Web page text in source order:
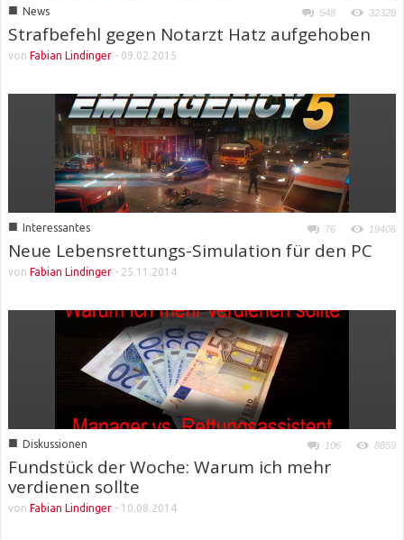
■ News 548 32328
Strafbefehl gegen Notarzt Hatz aufgehoben
von Fabian Lindinger - 09.02.2015
■ Interessantes 76 19406
Neue Lebensrettungs-Simulation für den PC
von Fabian Lindinger - 25.11.2014
■ Diskussionen 106 8859
Fundstück der Woche: Warum ich mehr
verdienen sollte
von Fabian Lindinger - 10.08.2014